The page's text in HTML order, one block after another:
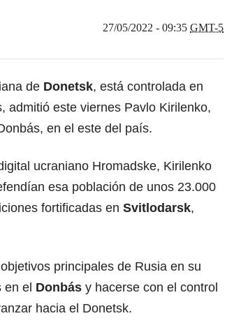
27/05/2022 - 09:35 GMT-5
de Donetsk, está controlada en
admitió este viernes Pavlo Kirilenko,
en el este del país.
ucraniano Hromadske, Kirilenko
esa población de unos 23.000
fortificadas en Svitlodarsk,
principales de Rusia en su
el Donbás y hacerse con el control
hacia el Donetsk.